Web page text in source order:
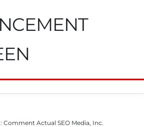
Comment Actual SEO Media, Inc.